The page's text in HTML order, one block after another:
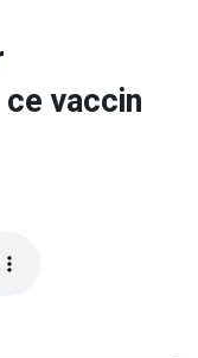
vaccin